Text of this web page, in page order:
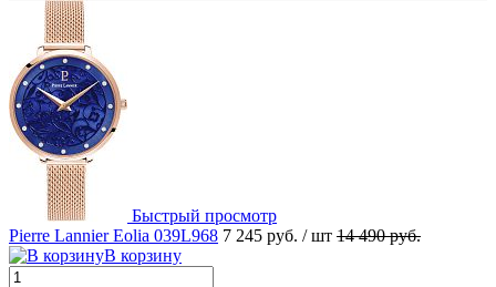
Быстрый просмотр
Pierre Lannier Eolia 039L968 7 245 руб. / шт 14 490 руб.
В корзину